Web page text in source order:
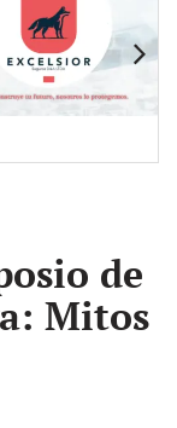
de
Mitos